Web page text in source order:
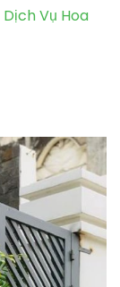
Dịch Vụ Hoa